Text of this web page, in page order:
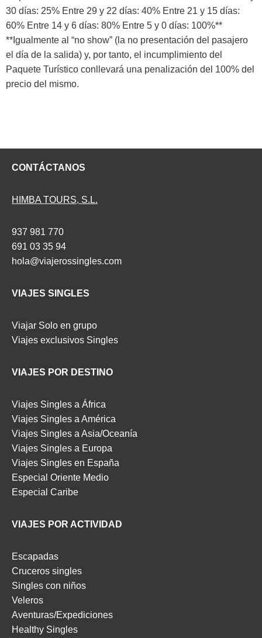
30 días: 25% Entre 29 y 22 días: 40% Entre 21 y 15 días:
60% Entre 14 y 6 días: 80% Entre 5 y 0 días: 100%**
**Igualmente al “no show” (la no presentación del pasajero
el día de la salida) y, por tanto, el incumplimiento del
Paquete Turístico conllevará una penalización del 100% del
precio del mismo.
CONTÁCTANOS
HIMBA TOURS, S.L.
937 981 770
691 03 35 94
hola@viajerossingles.com
VIAJES SINGLES
Viajar Solo en grupo
Viajes exclusivos Singles
VIAJES POR DESTINO
Viajes Singles a África
Viajes Singles a América
Viajes Singles a Asia/Oceanía
Viajes Singles a Europa
Viajes Singles en España
Especial Oriente Medio
Especial Caribe
VIAJES POR ACTIVIDAD
Escapadas
Cruceros singles
Singles con niños
Veleros
Aventuras/Expediciones
Healthy Singles